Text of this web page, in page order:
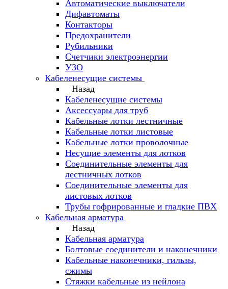
Автоматические выключатели
Дифавтоматы
Контакторы
Предохранители
Рубильники
Счетчики электроэнергии
УЗО
Кабеленесущие системы
Назад
Кабеленесущие системы
Аксессуары для труб
Кабельные лотки лестничные
Кабельные лотки листовые
Кабельные лотки проволочные
Несущие элементы для лотков
Соединительные элементы для
лестничных лотков
Соединительные элементы для
листовых лотков
Трубы гофрированные и гладкие ПВХ
Кабельная арматура
Назад
Кабельная арматура
Болтовые соединители и наконечники
Кабельные наконечники, гильзы,
сжимы
Стяжки кабельные из нейлона